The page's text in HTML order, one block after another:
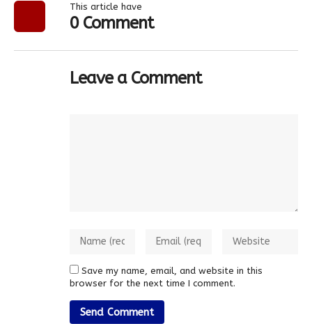
This article have
0 Comment
Leave a Comment
Save my name, email, and website in this
browser for the next time I comment.